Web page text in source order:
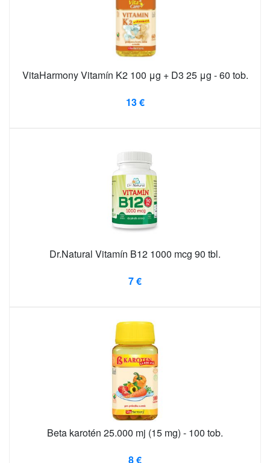
VitaHarmony Vitamín K2 100 μg + D3 25 μg - 60 tob.
13 €
Dr.Natural Vitamín B12 1000 mcg 90 tbl.
7 €
Beta karotén 25.000 mj (15 mg) - 100 tob.
8 €